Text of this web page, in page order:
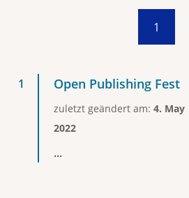
1
Open Publishing Fest
zuletzt geändert am: 4. May
2022
...